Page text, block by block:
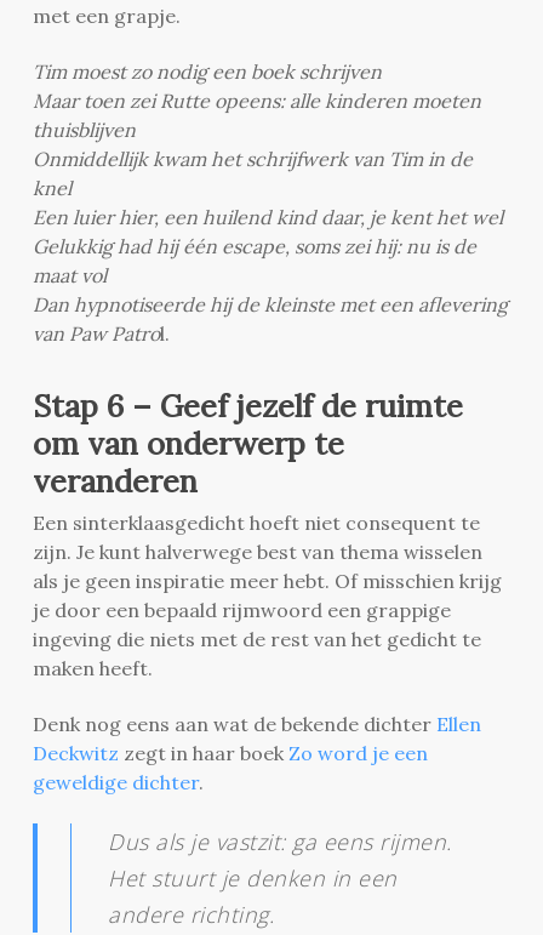
met een grapje.
Tim moest zo nodig een boek schrijven
Maar toen zei Rutte opeens: alle kinderen moeten
thuisblijven
Onmiddellijk kwam het schrijfwerk van Tim in de
knel
Een luier hier, een huilend kind daar, je kent het wel
Gelukkig had hij één escape, soms zei hij: nu is de
maat vol
Dan hypnotiseerde hij de kleinste met een aflevering
van Paw Patrol.
Stap 6 – Geef jezelf de ruimte
om van onderwerp te
veranderen
Een sinterklaasgedicht hoeft niet consequent te
zijn. Je kunt halverwege best van thema wisselen
als je geen inspiratie meer hebt. Of misschien krijg
je door een bepaald rijmwoord een grappige
ingeving die niets met de rest van het gedicht te
maken heeft.
Denk nog eens aan wat de bekende dichter Ellen
Deckwitz zegt in haar boek Zo word je een
geweldige dichter.
Dus als je vastzit: ga eens rijmen.
Het stuurt je denken in een
andere richting.